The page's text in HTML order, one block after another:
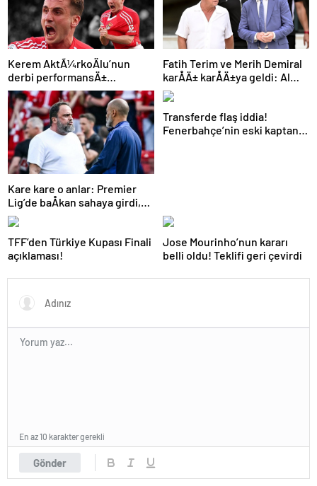
Kerem AktÃ¼rkoÄlu’nun
derbi performansÄ±
Portekiz’i bÃ¼yÃ¼ledi:
“Harry Potter Ã§Ä±ldÄ±rttÄ±!”
Fatih Terim ve Merih Demiral
karÅÄ± karÅÄ±ya geldi: Al
Shabab, Al Ahli’yi maÄlup etti
Kare kare o anlar: Premier
Lig’de baÅkan sahaya girdi,
teknik direktÃ¶rÃ¼
azarladÄ±!
Transferde flaş iddia!
Fenerbahçe’nin eski kaptanı
TFF’den Türkiye Kupası Finali
açıklaması!
Jose Mourinho’nun kararı
belli oldu! Teklifi geri çevirdi
Gönder
En az 10 karakter gerekli